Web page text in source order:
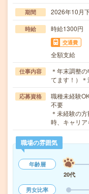
期間 2026年10月
時給 時給1300円
交通費
全額支給
仕事内容
＊年末調整
てます！）
応募資格
職種未経験
不要
＊未経験の
時、キャリ
職場の雰囲気
年齢層
20代
男女比率